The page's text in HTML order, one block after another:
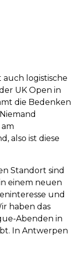
logistische
UK Open in
die Bedenken
also ist diese
Standort sind
einem neuen
und
haben das
Abenden in
In Antwerpen